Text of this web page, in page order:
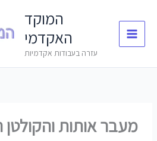
המוקד
האקדמי
עזרה בעבודות אקדמיות
מעבר אותות